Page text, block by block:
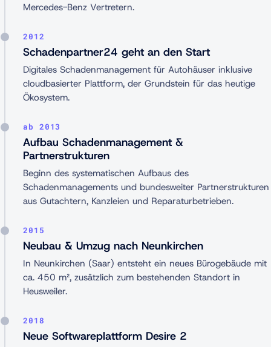
Mercedes-Benz Vertretern.
2012
Schadenpartner24 geht an den Start
Digitales Schadenmanagement für Autohäuser inklusive
cloudbasierter Plattform, der Grundstein für das heutige
Ökosystem.
ab 2013
Aufbau Schadenmanagement &
Partnerstrukturen
Beginn des systematischen Aufbaus des
Schadenmanagements und bundesweiter Partnerstrukturen
aus Gutachtern, Kanzleien und Reparaturbetrieben.
2015
Neubau & Umzug nach Neunkirchen
In Neunkirchen (Saar) entsteht ein neues Bürogebäude mit
ca. 450 m², zusätzlich zum bestehenden Standort in
Heusweiler.
2018
Neue Softwareplattform Desire 2